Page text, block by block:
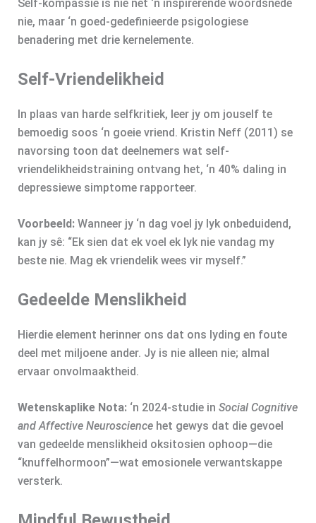
Self-kompassie is nie net ‘n inspirerende woordsnede
nie, maar ‘n goed-gedefinieerde psigologiese
benadering met drie kernelemente.
Self-Vriendelikheid
In plaas van harde selfkritiek, leer jy om jouself te
bemoedig soos ‘n goeie vriend. Kristin Neff (2011) se
navorsing toon dat deelnemers wat self-
vriendelikheidstraining ontvang het, ‘n 40% daling in
depressiewe simptome rapporteer.
Voorbeeld:Wanneer jy ‘n dag voel jy lyk onbeduidend,
kan jy sê: “Ek sien dat ek voel ek lyk nie vandag my
beste nie. Mag ek vriendelik wees vir myself.”
Gedeelde Menslikheid
Hierdie element herinner ons dat ons lyding en foute
deel met miljoene ander. Jy is nie alleen nie; almal
ervaar onvolmaaktheid.
Wetenskaplike Nota:‘n 2024‑studie in Social Cognitive
and Affective Neurosciencehet gewys dat die gevoel
van gedeelde menslikheid oksitosien ophoop—die
“knuffelhormoon”—wat emosionele verwantskappe
versterk.